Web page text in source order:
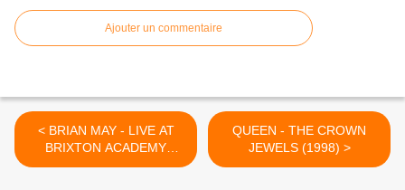
Ajouter un commentaire
< BRIAN MAY - LIVE AT
BRIXTON ACADEMY
(1994)
QUEEN - THE CROWN
JEWELS (1998) >